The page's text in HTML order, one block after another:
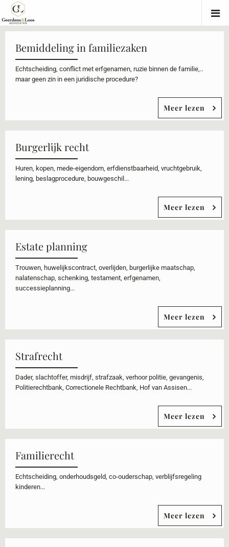
Bemiddeling in familiezaken
Echtscheiding, conflict met erfgenamen, ruzie binnen de familie,..
maar geen zin in een juridische procedure?
Meer lezen
Burgerlijk recht
Huren, kopen, mede-eigendom, erfdienstbaarheid, vruchtgebruik,
lening, beslagprocedure, bouwgeschil...
Meer lezen
Estate planning
Trouwen, huwelijkscontract, overlijden, burgerlijke maatschap,
nalatenschap, schenking, testament, erfgenamen,
successieplanning...
Meer lezen
Strafrecht
Dader, slachtoffer, misdrijf, strafzaak, verhoor politie, gevangenis,
Politierechtbank, Correctionele Rechtbank, Hof van Assisen...
Meer lezen
Familierecht
Echtscheiding, onderhoudsgeld, co-ouderschap, verblijfsregeling
kinderen...
Meer lezen